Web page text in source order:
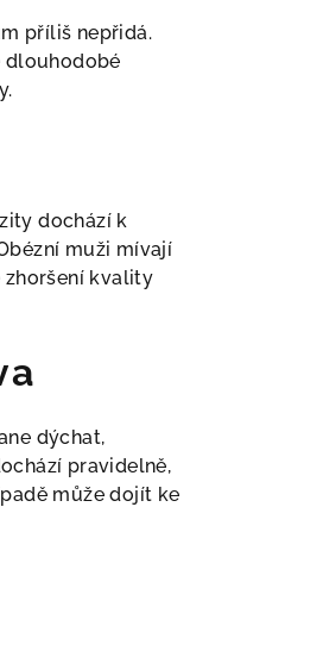
příliš nepřidá.
dlouhodobé
dochází k
muži mívají
zhoršení kvality
dýchat,
pravidelně,
může dojít ke